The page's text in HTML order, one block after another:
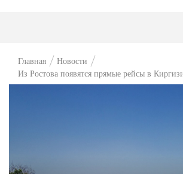
Главная
Новости
Из Ростова появятся прямые рейсы в